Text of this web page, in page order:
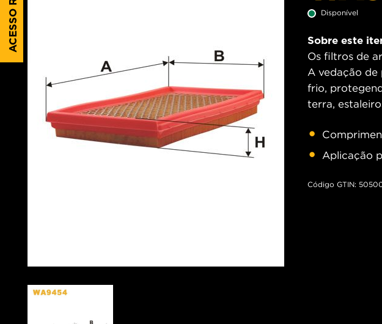
Disponível
Sobre este
Os filtros de
A vedação de
frio,
terra,
Aplicação
Código GTIN: